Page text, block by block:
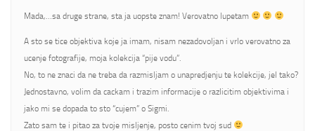
Mada,…sa druge strane, sta ja uopste znam! Verovatno lupetam
A sto se tice objektiva koje ja imam, nisam nezadovoljan i vrlo verovatno za
ucenje fotografije, moja kolekcija “pije vodu”.
No, to ne znaci da ne treba da razmisljam o unapredjenju te kolekcije, jel tako?
Jednostavno, volim da cackam i trazim informacije o razlicitim objektivima i
jako mi se dopada to sto “cujem” o Sigmi.
Zato sam te i pitao za tvoje misljenje, posto cenim tvoj sud